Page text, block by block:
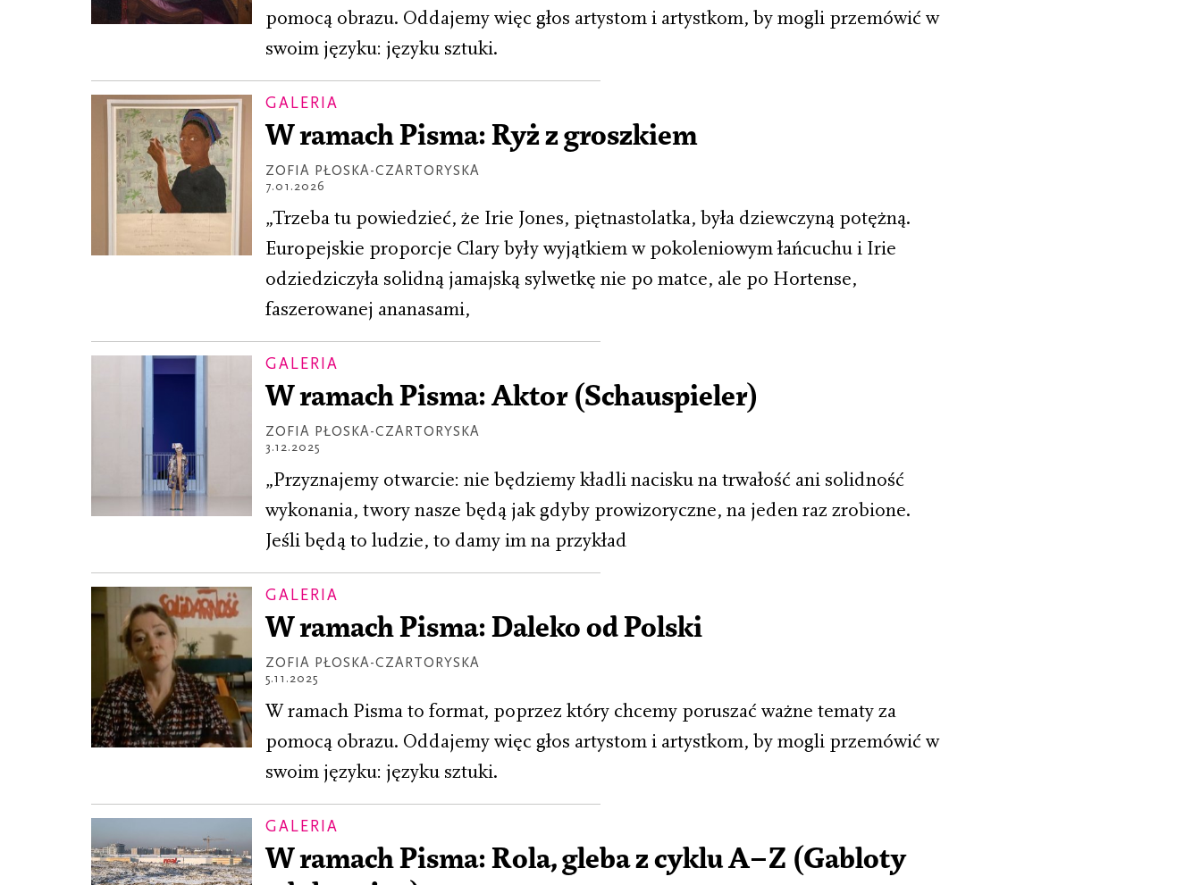
pomocą obrazu. Oddajemy więc głos artystom i artystkom, by mogli przemówić w
swoim języku: języku sztuki.
GALERIA
W ramach Pisma: Ryż z groszkiem
ZOFIA PŁOSKA-CZARTORYSKA
7.01.2026
„Trzeba tu powiedzieć, że Irie Jones, piętnastolatka, była dziewczyną potężną.
Europejskie proporcje Clary były wyjątkiem w pokoleniowym łańcuchu i Irie
odziedziczyła solidną jamajską sylwetkę nie po matce, ale po Hortense,
faszerowanej ananasami,
GALERIA
W ramach Pisma: Aktor (Schauspieler)
ZOFIA PŁOSKA-CZARTORYSKA
3.12.2025
„Przyznajemy otwarcie: nie będziemy kładli nacisku na trwałość ani solidność
wykonania, twory nasze będą jak gdyby prowizoryczne, na jeden raz zrobione.
Jeśli będą to ludzie, to damy im na przykład
GALERIA
W ramach Pisma: Daleko od Polski
ZOFIA PŁOSKA-CZARTORYSKA
5.11.2025
W ramach Pisma to format, poprzez który chcemy poruszać ważne tematy za
pomocą obrazu. Oddajemy więc głos artystom i artystkom, by mogli przemówić w
swoim języku: języku sztuki.
GALERIA
W ramach Pisma: Rola, gleba z cyklu A–Z (Gabloty